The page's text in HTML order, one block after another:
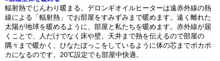
輻射熱でじんわり暖まる。デロンギオイルヒーターは遠赤外線の熱
線による「輻射熱」でお部屋をすみずみまで暖めます。遠く離れた
太陽が地球を暖めるように、部屋と私たちを暖めます。赤外線が届
くことで、人だけでなく床や壁、天井まで熱を伝えるので部屋の
隅々まで暖かく、ひなたぼっこをしているように体の芯までポカポ
カになるのです。20℃設定でも部屋中快適。